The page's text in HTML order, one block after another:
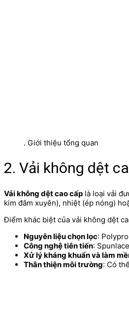
. Giới thiệu tổng quan
2. Vải không dệt
Vải không dệt cao cấp là loại vải
kim đâm xuyên), nhiệt (ép nóng)
Điểm khác biệt của vải không dệt
Nguyên liệu chọn lọc:
Công nghệ tiên tiến:
Xử lý kháng khuẩn và làm
Thân thiện môi trường: Có